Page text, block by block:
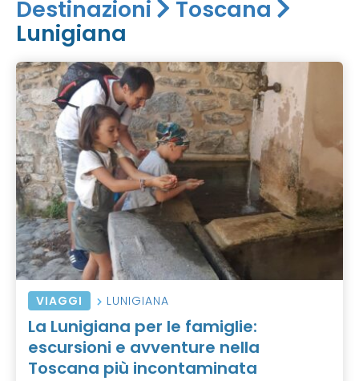
Destinazioni
Toscana
Lunigiana
VIAGGI LUNIGIANA
La Lunigiana per le famiglie:
escursioni e avventure nella
Toscana più incontaminata